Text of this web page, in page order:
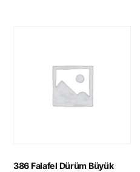
386 Falafel Dürüm Büyük